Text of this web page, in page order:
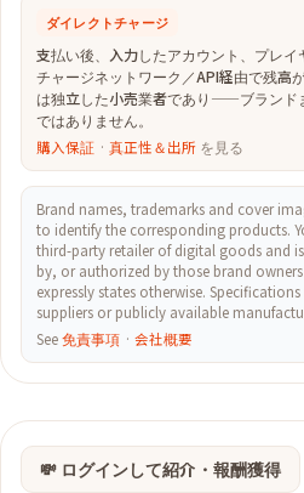
ダイレクトチャージ
支払い後、入力したアカウント、プレ
チャージネットワーク／API経由で残高
は独立した小売業者であり——ブランド
ではありません。
購入保証 · 真正性＆出所 を見る
Brand names, trademarks and cover
to identify the corresponding products.
third-party retailer of digital goods and
by, or authorized by those brand
expressly states otherwise.
suppliers or publicly available
See免責事項 · 会社概要
💸 ログインして紹介・報酬獲得